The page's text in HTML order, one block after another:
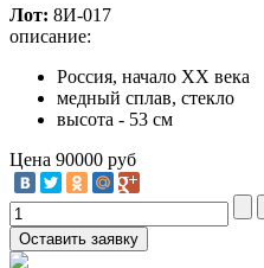
Лот: 8И-017
описание:
Россия, начало XX века
медный сплав, стекло
высота - 53 см
Цена 90000 руб